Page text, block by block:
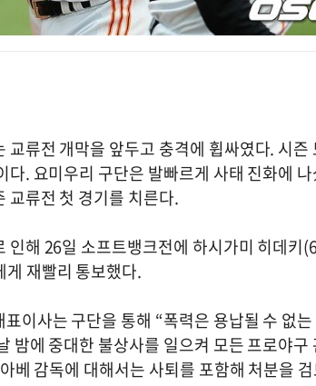
류전 개막을 앞두고 충격에 휩싸였다. 시즌
다. 요미우리 구단은 발빠르게 사태 진화에
교류전 첫 경기를 치른다.
인해 26일 소프트뱅크전에 하시가미 히데키
재빨리 통보했다.
이사는 구단을 통해 “폭력은 용납될 수 없
밤에 중대한 불상사를 일으켜 모든 프로야
베 감독에 대해서는 사퇴를 포함해 처분을